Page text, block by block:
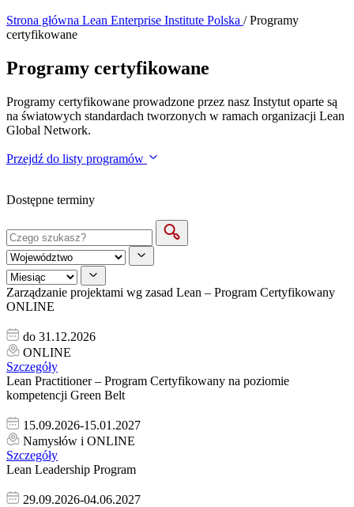
Strona główna Lean Enterprise Institute Polska /Programy
certyfikowane
Programy certyfikowane
Programy certyfikowane prowadzone przez nasz Instytut oparte są
na światowych standardach tworzonych w ramach organizacji Lean
Global Network.
Przejdź do listy programów
Dostępne terminy
Zarządzanie projektami wg zasad Lean – Program Certyfikowany
ONLINE
do 31.12.2026
ONLINE
Szczegóły
Lean Practitioner – Program Certyfikowany na poziomie
kompetencji Green Belt
15.09.2026-15.01.2027
Namysłów i ONLINE
Szczegóły
Lean Leadership Program
29.09.2026-04.06.2027